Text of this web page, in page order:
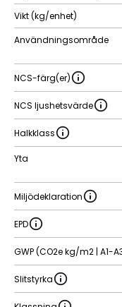
Vikt (kg/enhet)
Användningsområde
NCS-färg(er)
NCS ljushetsvärde
Halkklass
Yta
Miljödeklaration
EPD
GWP (CO2e kg/m2 | A1-
Slitstyrka